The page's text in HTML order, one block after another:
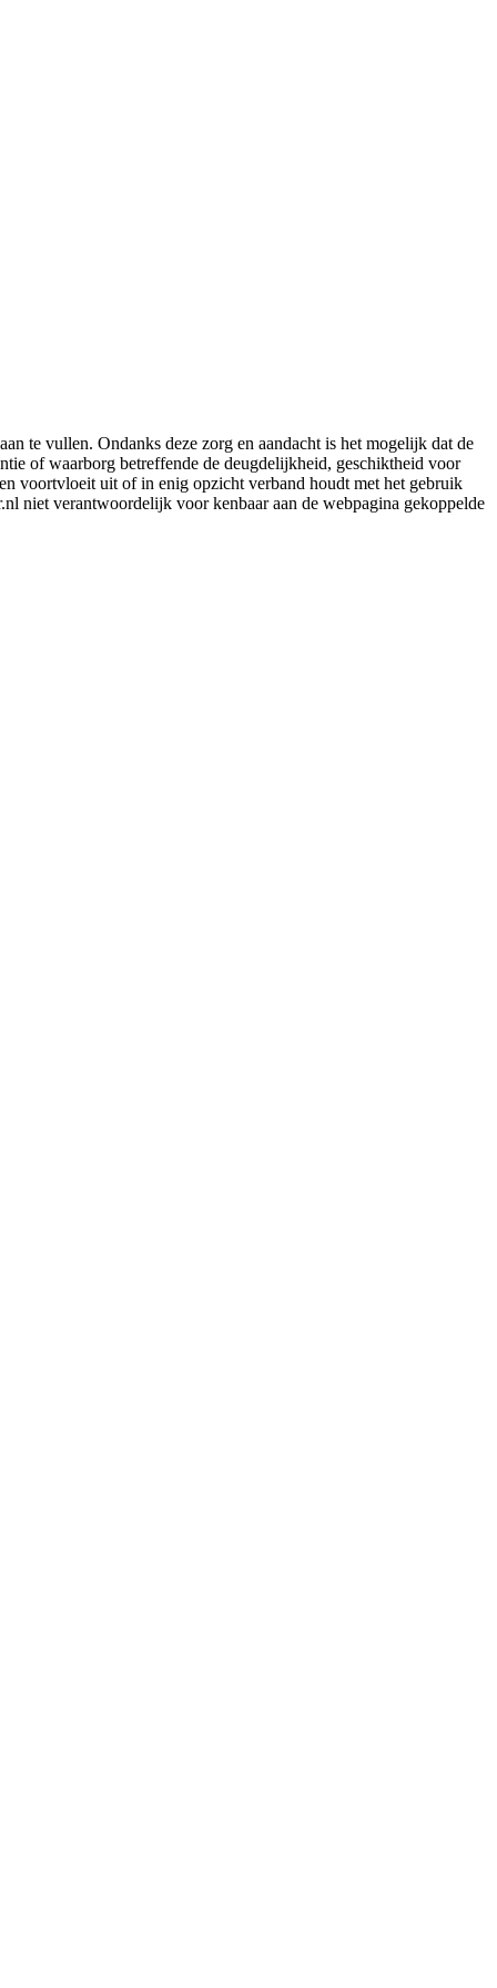
te vullen. Ondanks deze zorg en aandacht is het mogelijk dat de
of waarborg betreffende de deugdelijkheid, geschiktheid voor
voortvloeit uit of in enig opzicht verband houdt met het gebruik
niet verantwoordelijk voor kenbaar aan de webpagina gekoppelde